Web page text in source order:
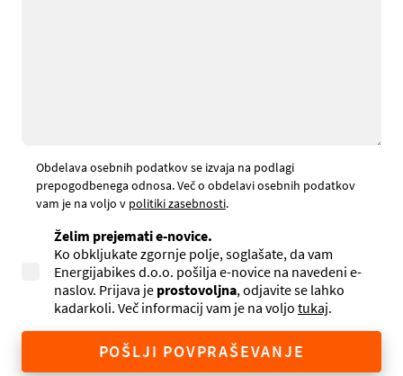
Obdelava osebnih podatkov se izvaja na podlagi
prepogodbenega odnosa. Več o obdelavi osebnih podatkov
vam je na voljo v politiki zasebnosti.
Želim prejemati e-novice.
Ko obkljukate zgornje polje, soglašate, da vam
Energijabikes d.o.o. pošilja e-novice na navedeni e-
naslov. Prijava je prostovoljna, odjavite se lahko
kadarkoli. Več informacij vam je na voljo tukaj.
POŠLJI POVPRAŠEVANJE